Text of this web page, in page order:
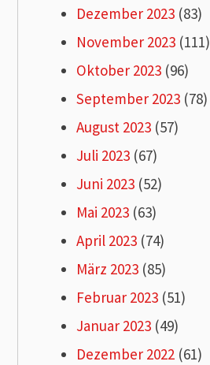
Dezember 2023 (83)
November 2023 (111)
Oktober 2023 (96)
September 2023 (78)
August 2023 (57)
Juli 2023 (67)
Juni 2023 (52)
Mai 2023 (63)
April 2023 (74)
März 2023 (85)
Februar 2023 (51)
Januar 2023 (49)
Dezember 2022 (61)